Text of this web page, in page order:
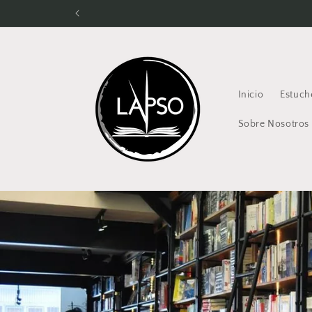
directamente
al contenido
Inicio
Sobre Nosotros